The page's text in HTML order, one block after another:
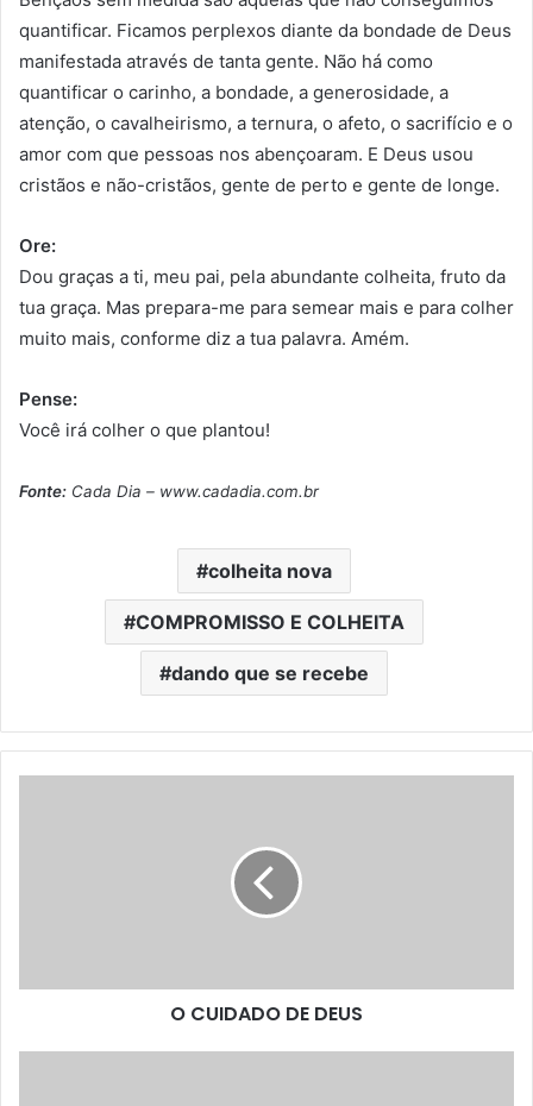
quantificar. Ficamos perplexos diante da bondade de Deus
manifestada através de tanta gente. Não há como
quantificar o carinho, a bondade, a generosidade, a
atenção, o cavalheirismo, a ternura, o afeto, o sacrifício e o
amor com que pessoas nos abençoaram. E Deus usou
cristãos e não-cristãos, gente de perto e gente de longe.
Ore:
Dou graças a ti, meu pai, pela abundante colheita, fruto da
tua graça. Mas prepara-me para semear mais e para colher
muito mais, conforme diz a tua palavra. Amém.
Pense:
Você irá colher o que plantou!
Fonte: Cada Dia – www.cadadia.com.br
colheita nova
COMPROMISSO E COLHEITA
dando que se recebe
O CUIDADO DE DEUS